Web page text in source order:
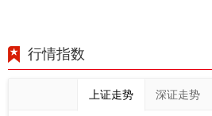
行情指数
上证走势 深证走势